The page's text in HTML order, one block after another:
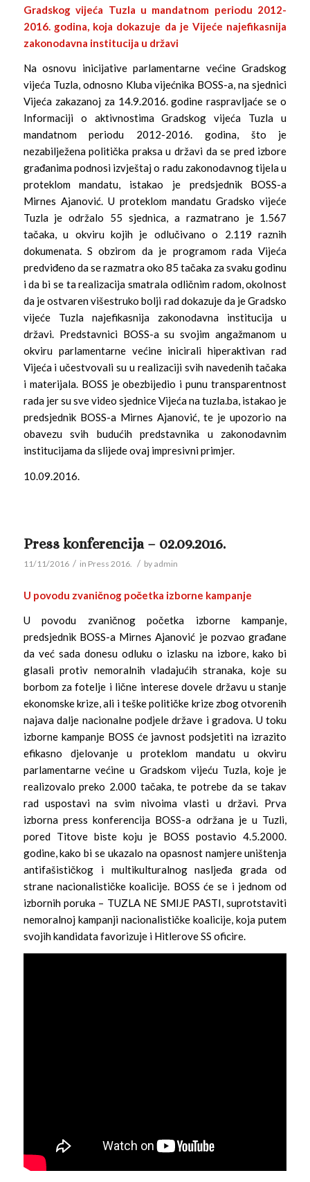
Gradskog vijeća Tuzla u mandatnom periodu 2012-
2016. godina, koja dokazuje da je Vijeće najefikasnija
zakonodavna institucija u državi
Na osnovu inicijative parlamentarne većine Gradskog
vijeća Tuzla, odnosno Kluba vijećnika BOSS-a, na sjednici
Vijeća zakazanoj za 14.9.2016. godine raspravljaće se o
Informaciji o aktivnostima Gradskog vijeća Tuzla u
mandatnom periodu 2012-2016. godina, što je
nezabilježena politička praksa u državi da se pred izbore
građanima podnosi izvještaj o radu zakonodavnog tijela u
proteklom mandatu, istakao je predsjednik BOSS-a
Mirnes Ajanović. U proteklom mandatu Gradsko vijeće
Tuzla je održalo 55 sjednica, a razmatrano je 1.567
tačaka, u okviru kojih je odlučivano o 2.119 raznih
dokumenata. S obzirom da je programom rada Vijeća
predviđeno da se razmatra oko 85 tačaka za svaku godinu
i da bi se ta realizacija smatrala odličnim radom, okolnost
da je ostvaren višestruko bolji rad dokazuje da je Gradsko
vijeće Tuzla najefikasnija zakonodavna institucija u
državi. Predstavnici BOSS-a su svojim angažmanom u
okviru parlamentarne većine inicirali hiperaktivan rad
Vijeća i učestvovali su u realizaciji svih navedenih tačaka
i materijala. BOSS je obezbijedio i punu transparentnost
rada jer su sve video sjednice Vijeća na tuzla.ba, istakao je
predsjednik BOSS-a Mirnes Ajanović, te je upozorio na
obavezu svih budućih predstavnika u zakonodavnim
institucijama da slijede ovaj impresivni primjer.
10.09.2016.
Press konferencija – 02.09.2016.
11/11/2016 / in Press 2016. / by admin
U povodu zvaničnog početka izborne kampanje
U povodu zvaničnog početka izborne kampanje,
predsjednik BOSS-a Mirnes Ajanović je pozvao građane
da već sada donesu odluku o izlasku na izbore, kako bi
glasali protiv nemoralnih vladajućih stranaka, koje su
borbom za fotelje i lične interese dovele državu u stanje
ekonomske krize, ali i teške političke krize zbog otvorenih
najava dalje nacionalne podjele države i gradova. U toku
izborne kampanje BOSS će javnost podsjetiti na izrazito
efikasno djelovanje u proteklom mandatu u okviru
parlamentarne većine u Gradskom vijeću Tuzla, koje je
realizovalo preko 2.000 tačaka, te potrebe da se takav
rad uspostavi na svim nivoima vlasti u državi. Prva
izborna press konferencija BOSS-a održana je u Tuzli,
pored Titove biste koju je BOSS postavio 4.5.2000.
godine, kako bi se ukazalo na opasnost namjere uništenja
antifašističkog i multikulturalnog nasljeđa grada od
strane nacionalističke koalicije. BOSS će se i jednom od
izbornih poruka – TUZLA NE SMIJE PASTI, suprotstaviti
nemoralnoj kampanji nacionalističke koalicije, koja putem
svojih kandidata favorizuje i Hitlerove SS oficire.